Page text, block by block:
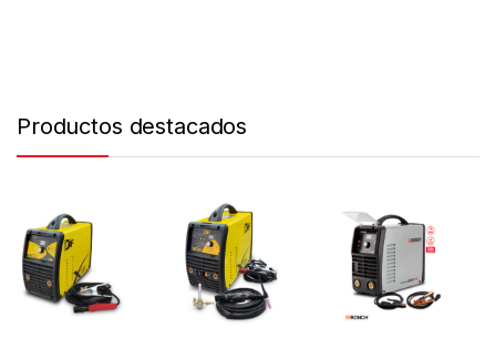
Productos destacados